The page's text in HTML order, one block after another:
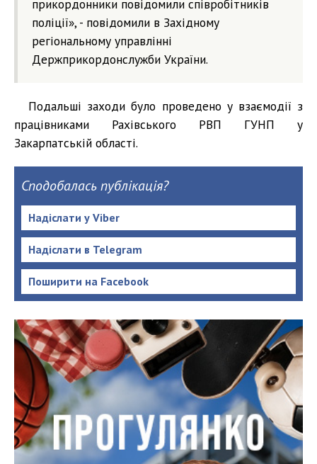
прикордонники повідомили співробітників
поліції», - повідомили в Західному
регіональному управлінні
Держприкордонслужби України.
Подальші заходи було проведено у взаємодії з
працівниками Рахівського РВП ГУНП у
Закарпатській області.
Сподобалась публікація?
Надіслати у Viber
Надіслати в Telegram
Поширити на Facebook